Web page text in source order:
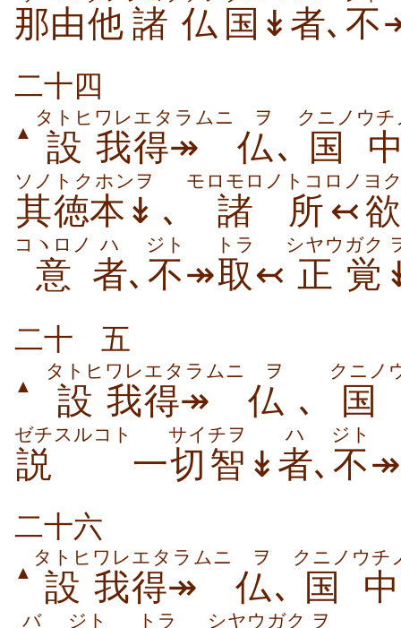
那由他 諸仏 国↡ 者､ 不
二十四
▲ 設
タトヒ
我
ワレ
得↠
エタラムニ
仏
ヲ
､ 国
クニノ ウチ
其
ソノ
徳本↡
トクホンヲ
､ 諸
モロモロノ
所↢
トコロノ
欲
ヨ
意
コヽロノ
者
ハ
､ 不
ジト
↠取
トラ
↢ 正
シヤウ
覚
ガク
二十 五
▲ 設
タトヒ
我
ワレ
得↠
エタラムニ
仏
ヲ
､ 国
クニノ
説
ゼチスルコト
一切
サイ
智
チヲ
↡ 者
ハ
､ 不
ジト
↠
二十六
▲ 設
タトヒ
我
ワレ
得↠
エタラムニ
仏
ヲ
､ 国
クニノ
中
ウチ
バ ジト トラ シヤウ ガク ヲ